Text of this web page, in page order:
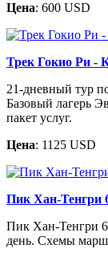
Цена: 600 USD
Трек Гокио Ри -
21-дневный тур
Базовый лагерь
пакет услуг.
Цена: 1125 USD
Пик Хан-Тенгри
Пик Хан-Тенгри
день. Схемы